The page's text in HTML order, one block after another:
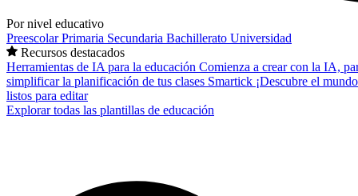
Por nivel educativo
PreescolarPrimaria Secundaria Bachillerato Universidad
Recursos destacados
Herramientas de IA para la educación Comienza a crear con la IA,
simplificar la planificación de tus clases Smartick ¡Descubre el
listos para editar
Explorar todas las plantillas de educación